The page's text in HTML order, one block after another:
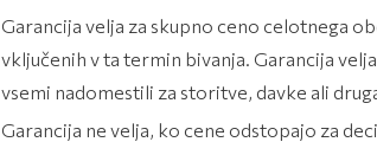
Garancija velja za skupno ceno celotnega
vključenih v ta termin bivanja. Garancija
vsemi nadomestili za storitve, davke ali
Garancija ne velja, ko cene odstopajo za